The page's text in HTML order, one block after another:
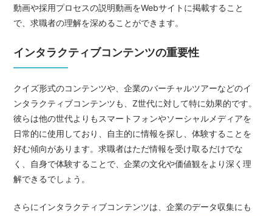
動画や採用プロセスの説明動画をWebサイトに掲載すること
で、求職者の理解を深めることができます。
インタラクティブコンテンツの重要性
クイズ形式のコンテンツや、企業のバーチャルツアーなどのイ
ンタラクティブコンテンツも、Z世代に対して特に効果的です。
彼らは他の世代よりもスマートフォンやソーシャルメディアを
日常的に使用しており、自主的に情報を探し、体験することを
好む傾向があります。求職者はただ情報を受け取るだけでな
く、自身で体験することで、企業の文化や価値観をより深く理
解できるでしょう。
さらにインタラクティブコンテンツは、企業のデータ収集にも